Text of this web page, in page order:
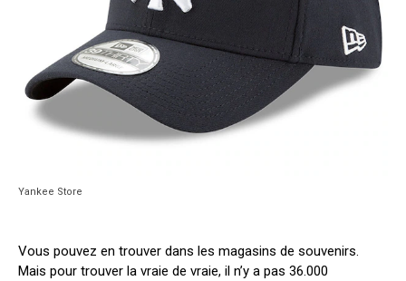
Yankee Store
Vous pouvez en trouver dans les magasins de souvenirs.
Mais pour trouver la vraie de vraie, il n’y a pas 36.000